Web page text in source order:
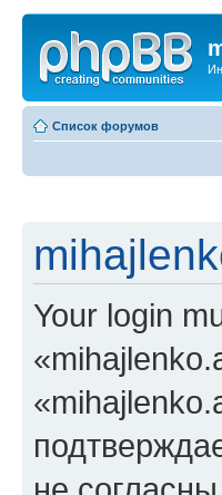
Список форумов
Your login